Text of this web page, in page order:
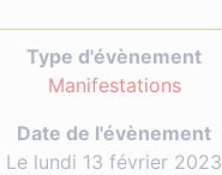
Type d'évènement
Manifestations
Date de l'évènement
Le lundi 13 février 2023